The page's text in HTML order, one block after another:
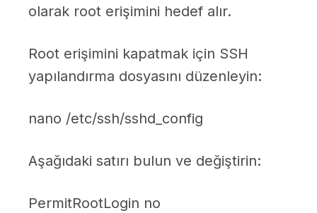
olarak root erişimini hedef alır.
Root erişimini kapatmak için SSH
yapılandırma dosyasını düzenleyin:
nano /etc/ssh/sshd_config
Aşağıdaki satırı bulun ve değiştirin:
PermitRootLogin no